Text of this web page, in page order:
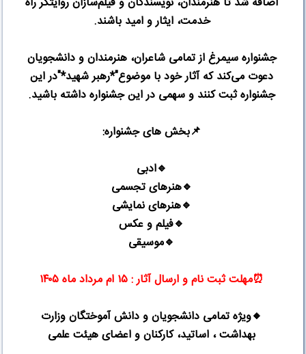
خدمت، ایثار و امید باشند.
جشنواره سیمرغ از تمامی شاعران، هنرمندان و دانشجویان
دعوت می‌کند که آثار خود با موضوع"*رهبر شهید*"در این
جشنواره ثبت کنند و سهمی در این جشنواره داشته باشید.
📌بخش های جشنواره:
🔹ادبی
🔹هنرهای تجسمی
🔹هنرهای نمایشی
🔹فیلم و عکس
🔹موسیقی
⏰مهلت ثبت نام و ارسال آثار :۱۵ ام مرداد ماه۱۴۰۵
🔸ویژه تمامی دانشجویان و دانش آموختگان وزارت
بهداشت ، اساتید، کارکنان و اعضای هیئت علمی